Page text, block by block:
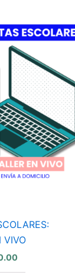
VIVO
precio
actual
es:
$56,500.00.